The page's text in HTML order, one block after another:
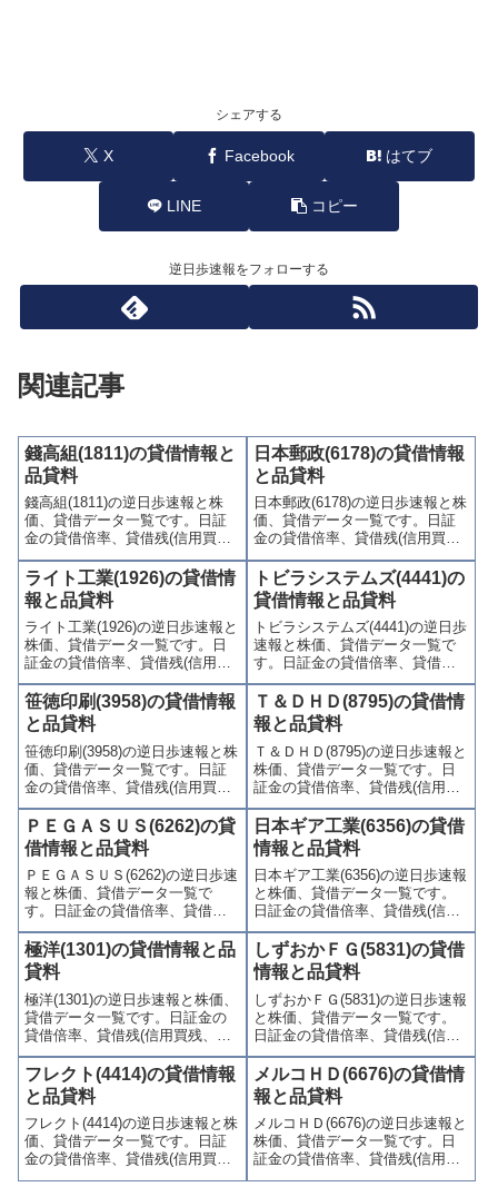
シェアする
X Facebook はてブ
LINE コピー
逆日歩速報をフォローする
関連記事
錢高組(1811)の貸借情報と
品貸料
錢高組(1811)の逆日歩速報と株
価、貸借データ一覧です。日証
金の貸借倍率、貸借残(信用買
残、信用売残)、品貸料(逆日
歩)、東証の週末残高、規制(注意
喚起・申込停止)など、空売り関
連情報を集計し、図解でわかり
やすくまとめて掲載していま
す。
日本郵政(6178)の貸借情報
と品貸料
日本郵政(6178)の逆日歩速報と株
価、貸借データ一覧です。日証
金の貸借倍率、貸借残(信用買
残、信用売残)、品貸料(逆日
歩)、東証の週末残高、規制(注意
喚起・申込停止)など、空売り関
連情報を集計し、図解でわかり
やすくまとめて掲載していま
す。
ライト工業(1926)の貸借情
報と品貸料
ライト工業(1926)の逆日歩速報と
株価、貸借データ一覧です。日
証金の貸借倍率、貸借残(信用買
残、信用売残)、品貸料(逆日
歩)、東証の週末残高、規制(注意
喚起・申込停止)など、空売り関
連情報を集計し、図解でわかり
やすくまとめて掲載していま
す。
トビラシステムズ(4441)の
貸借情報と品貸料
トビラシステムズ(4441)の逆日歩
速報と株価、貸借データ一覧で
す。日証金の貸借倍率、貸借残
(信用買残、信用売残)、品貸料
(逆日歩)、東証の週末残高、規制
(注意喚起・申込停止)など、空売
り関連情報を集計し、図解でわ
かりやすくまとめて掲載してい
ます。
笹徳印刷(3958)の貸借情報
と品貸料
笹徳印刷(3958)の逆日歩速報と株
価、貸借データ一覧です。日証
金の貸借倍率、貸借残(信用買
残、信用売残)、品貸料(逆日
歩)、東証の週末残高、規制(注意
喚起・申込停止)など、空売り関
連情報を集計し、図解でわかり
やすくまとめて掲載していま
す。
Ｔ＆ＤＨＤ(8795)の貸借情
報と品貸料
Ｔ＆ＤＨＤ(8795)の逆日歩速報と
株価、貸借データ一覧です。日
証金の貸借倍率、貸借残(信用買
残、信用売残)、品貸料(逆日
歩)、東証の週末残高、規制(注意
喚起・申込停止)など、空売り関
連情報を集計し、図解でわかり
やすくまとめて掲載していま
す。
ＰＥＧＡＳＵＳ(6262)の貸
借情報と品貸料
ＰＥＧＡＳＵＳ(6262)の逆日歩速
報と株価、貸借データ一覧で
す。日証金の貸借倍率、貸借残
(信用買残、信用売残)、品貸料
(逆日歩)、東証の週末残高、規制
(注意喚起・申込停止)など、空売
り関連情報を集計し、図解でわ
かりやすくまとめて掲載してい
ます。
日本ギア工業(6356)の貸借
情報と品貸料
日本ギア工業(6356)の逆日歩速報
と株価、貸借データ一覧です。
日証金の貸借倍率、貸借残(信用
買残、信用売残)、品貸料(逆日
歩)、東証の週末残高、規制(注意
喚起・申込停止)など、空売り関
連情報を集計し、図解でわかり
やすくまとめて掲載していま
す。
極洋(1301)の貸借情報と品
貸料
極洋(1301)の逆日歩速報と株価、
貸借データ一覧です。日証金の
貸借倍率、貸借残(信用買残、信
用売残)、品貸料(逆日歩)、東証
の週末残高、規制(注意喚起・申
込停止)など、空売り関連情報を
集計し、図解でわかりやすくま
とめて掲載しています。
しずおかＦＧ(5831)の貸借
情報と品貸料
しずおかＦＧ(5831)の逆日歩速報
と株価、貸借データ一覧です。
日証金の貸借倍率、貸借残(信用
買残、信用売残)、品貸料(逆日
歩)、東証の週末残高、規制(注意
喚起・申込停止)など、空売り関
連情報を集計し、図解でわかり
やすくまとめて掲載していま
す。
フレクト(4414)の貸借情報
と品貸料
フレクト(4414)の逆日歩速報と株
価、貸借データ一覧です。日証
金の貸借倍率、貸借残(信用買
残、信用売残)、品貸料(逆日
メルコＨＤ(6676)の貸借情
報と品貸料
メルコＨＤ(6676)の逆日歩速報と
株価、貸借データ一覧です。日
証金の貸借倍率、貸借残(信用買
残、信用売残)、品貸料(逆日